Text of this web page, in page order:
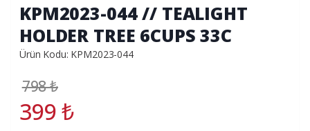
KPM2023-044 // TEALIGHT
HOLDER TREE 6CUPS 33C
Ürün Kodu: KPM2023-044
798₺
399₺